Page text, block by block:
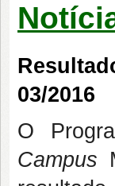
03/2016
O
Campus